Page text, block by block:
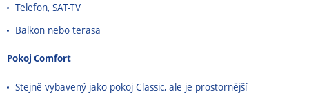
Telefon, SAT-TV
Balkon nebo terasa
Pokoj Comfort
Stejně vybavený jako pokoj Classic, ale je prostornější